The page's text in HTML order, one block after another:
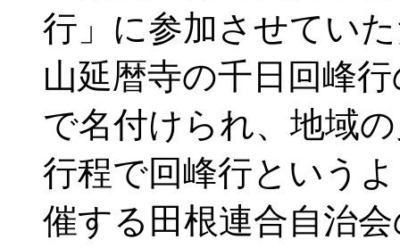
行」に参加させてい
山延暦寺の千日回峰
で名付けられ、地域
行程で回峰行という
催する田根連合自治